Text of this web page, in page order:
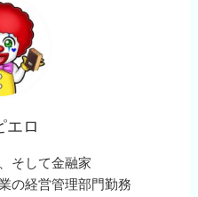
エロ
そして金融家
の経営管理部門勤務